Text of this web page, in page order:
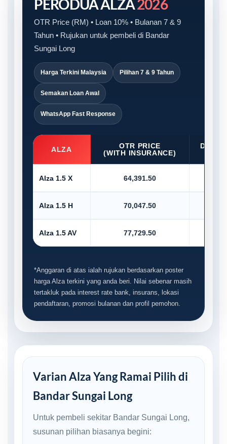
PERODUA ALZA2026
OTR Price (RM) • Loan 10% • Bulanan 7 & 9
Tahun • Rujukan untuk pembeli di Bandar
Sungai Long
Harga Terkini Malaysia Pilihan 7 & 9 Tahun
Semakan Loan Awal
WhatsApp Fast Response
ALZA
OTR PRICE
(WITH INSURANCE)
D/
Alza 1.5 X 64,391.50
Alza 1.5 H 70,047.50
Alza 1.5 AV 77,729.50
*Anggaran di atas ialah rujukan berdasarkan poster
harga Alza terkini yang anda beri. Nilai sebenar masih
tertakluk pada interest rate bank, insurans, lokasi
pendaftaran, promosi bulanan dan profil pemohon.
Varian Alza Yang Ramai Pilih di
Bandar Sungai Long
Untuk pembeli sekitar Bandar Sungai Long,
susunan pilihan biasanya begini: